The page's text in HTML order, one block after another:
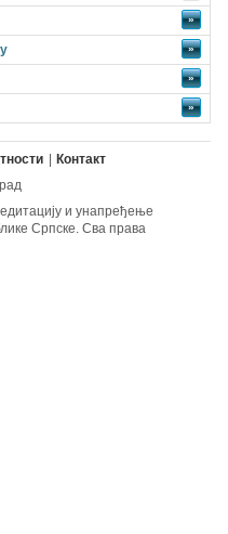
»
»
»
»
Контакт
и унапређење
Српске. Сва права